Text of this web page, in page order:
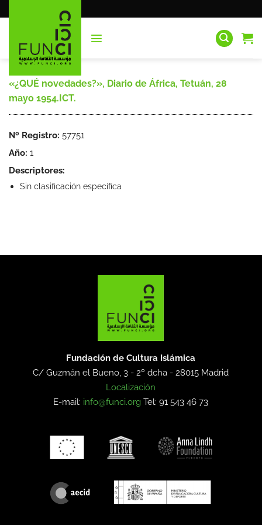
al
«¿QUÉ novedades?», Diario de África, Tetuán, 28
mayo 1954.ICT.
Nº Registro: 57751
Año: 1
Descriptores:
Sin clasificación específica
Fundación de Cultura Islámica
C/ Guzmán el Bueno, 3 - 2º dcha -28015 Madrid
Localización
E-mail: info@funci.org Tel: 91 543 46 73